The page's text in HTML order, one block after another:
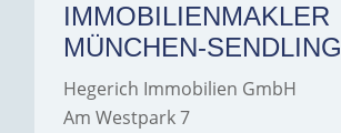
IMMOBILIENMAKLER
MÜNCHEN-SENDLING
Hegerich Immobilien GmbH
Am Westpark 7